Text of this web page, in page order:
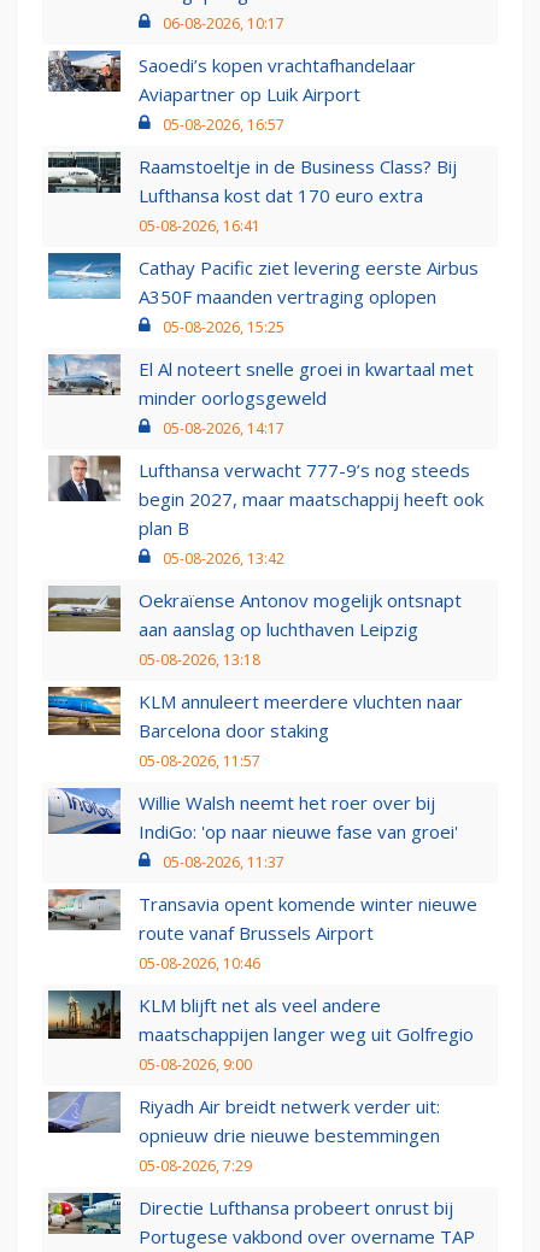
06-08-2026, 10:17
Saoedi’s kopen vrachtafhandelaar
Aviapartner op Luik Airport
05-08-2026, 16:57
Raamstoeltje in de Business Class? Bij
Lufthansa kost dat 170 euro extra
05-08-2026, 16:41
Cathay Pacific ziet levering eerste Airbus
A350F maanden vertraging oplopen
05-08-2026, 15:25
El Al noteert snelle groei in kwartaal met
minder oorlogsgeweld
05-08-2026, 14:17
Lufthansa verwacht 777-9’s nog steeds
begin 2027, maar maatschappij heeft ook
plan B
05-08-2026, 13:42
Oekraïense Antonov mogelijk ontsnapt
aan aanslag op luchthaven Leipzig
05-08-2026, 13:18
KLM annuleert meerdere vluchten naar
Barcelona door staking
05-08-2026, 11:57
Willie Walsh neemt het roer over bij
IndiGo: 'op naar nieuwe fase van groei'
05-08-2026, 11:37
Transavia opent komende winter nieuwe
route vanaf Brussels Airport
05-08-2026, 10:46
KLM blijft net als veel andere
maatschappijen langer weg uit Golfregio
05-08-2026, 9:00
Riyadh Air breidt netwerk verder uit:
opnieuw drie nieuwe bestemmingen
05-08-2026, 7:29
Directie Lufthansa probeert onrust bij
Portugese vakbond over overname TAP